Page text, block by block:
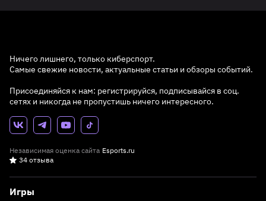
Ничего лишнего, только киберспорт.
Самые свежие новости, актуальные статьи и обзоры событий.
Присоединяйся к нам: регистрируйся, подписывайся в соц.
сетях и никогда не пропустишь ничего интересного.
Независимая оценка сайта Esports.ru
34 отзыва
Игры